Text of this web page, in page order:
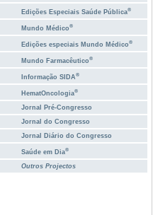
Edições Especiais Saúde Pública®
Mundo Médico®
Edições especiais Mundo Médico®
Mundo Farmacêutico®
Informação SIDA®
HematOncologia®
Jornal Pré-Congresso
Jornal do Congresso
Jornal Diário do Congresso
Saúde em Dia®
Outros Projectos